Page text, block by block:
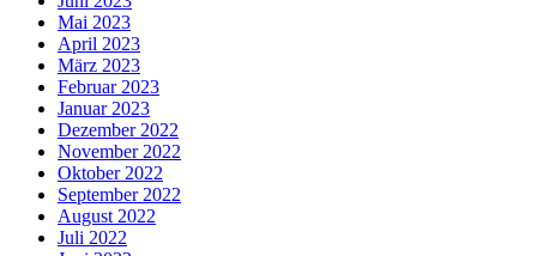
Mai 2023
April 2023
März 2023
Februar 2023
Januar 2023
Dezember 2022
November 2022
Oktober 2022
September 2022
August 2022
Juli 2022